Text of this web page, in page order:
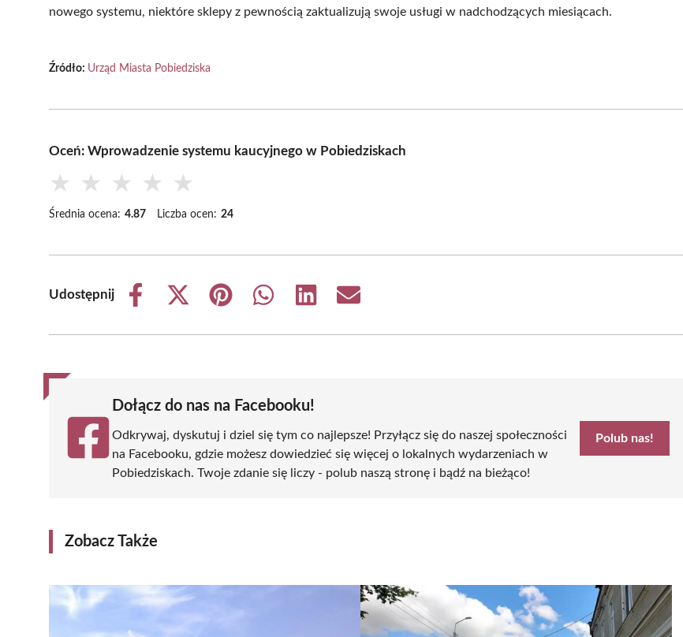
nowego systemu, niektóre sklepy z pewnością zaktualizują swoje usługi w nadchodzących miesiącach.
Źródło: Urząd Miasta Pobiedziska
Oceń: Wprowadzenie systemu kaucyjnego w Pobiedziskach
★ ★ ★ ★ ★
Średnia ocena: 4.87 Liczba ocen: 24
Udostępnij
Share
Share
(Twitter)
Share
Share
Share
Share
Dołącz do nas na Facebooku!
Odkrywaj, dyskutuj i dziel się tym co najlepsze! Przyłącz się do naszej społeczności
na Facebooku, gdzie możesz dowiedzieć się więcej o lokalnych wydarzeniach w
Pobiedziskach. Twoje zdanie się liczy - polub naszą stronę i bądź na bieżąco!
Polub nas!
Zobacz Także